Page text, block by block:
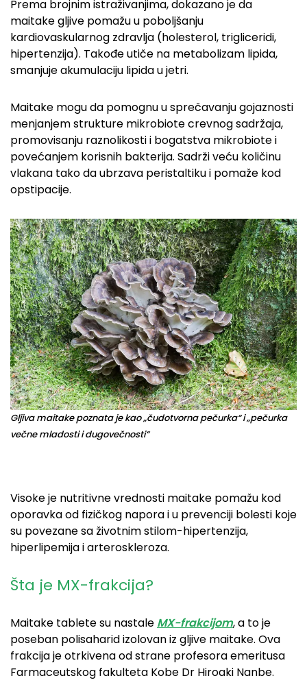
Prema brojnim istraživanjima, dokazano je da
maitake gljive pomažu u poboljšanju
kardiovaskularnog zdravlja (holesterol, trigliceridi,
hipertenzija). Takođe utiče na metabolizam lipida,
smanjuje akumulaciju lipida u jetri.
Maitake mogu da pomognu u sprečavanju gojaznosti
menjanjem strukture mikrobiote crevnog sadržaja,
promovisanju raznolikosti i bogatstva mikrobiote i
povećanjem korisnih bakterija. Sadrži veću količinu
vlakana tako da ubrzava peristaltiku i pomaže kod
opstipacije.
Gljiva maitake poznata je kao „čudotvorna pečurka“ i „pečurka
večne mladosti i dugovečnosti“
Visoke je nutritivne vrednosti maitake pomažu kod
oporavka od fizičkog napora i u prevenciji bolesti koje
su povezane sa životnim stilom-hipertenzija,
hiperlipemija i arteroskleroza.
Šta je MX-frakcija?
Maitake tablete su nastale MX-frakcijom, a to je
poseban polisaharid izolovan iz gljive maitake. Ova
frakcija je otrkivena od strane profesora emeritusa
Farmaceutskog fakulteta Kobe Dr Hiroaki Nanbe.